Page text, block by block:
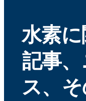
水素
記事
ス、そ